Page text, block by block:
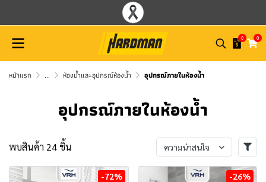
0 0
หน้าแรก ... ห้องน้ำและอุปกรณ์ห้องน้ำ อุปกรณ์ภายในห้องน้ำ
อุปกรณ์ภายในห้องน้ำ
พบสินค้า 24 ชิ้น ความน่าสนใจ
-72% -26%